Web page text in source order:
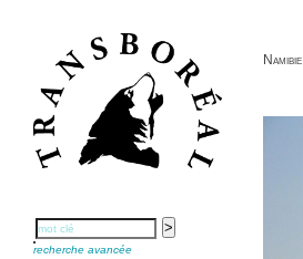
recherche avancée
Namibie